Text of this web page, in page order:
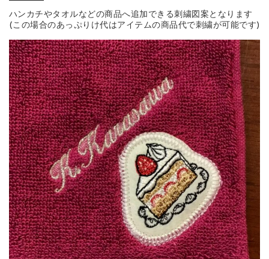
ハンカチやタオルなどの商品へ追加できる刺繍図案となります
(この場合のあっぷりけ代はアイテムの商品代で刺繍が可能です)